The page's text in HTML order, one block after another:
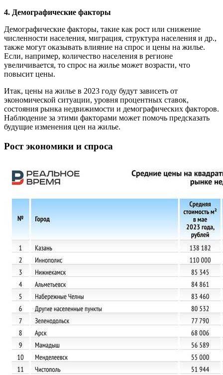
4. Демографические факторы
Демографические факторы, такие как рост или снижение
численности населения, миграция, структура населения и др.,
также могут оказывать влияние на спрос и цены на жилье.
Если, например, количество населения в регионе
увеличивается, то спрос на жилье может возрасти, что
повысит цены.
Итак, цены на жилье в 2023 году будут зависеть от
экономической ситуации, уровня процентных ставок,
состояния рынка недвижимости и демографических факторов.
Наблюдение за этими факторами может помочь предсказать
будущие изменения цен на жилье.
Рост экономики и спроса